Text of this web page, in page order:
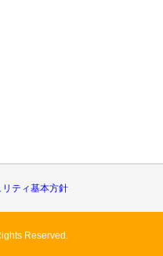
ティ基本方針
Reserved.